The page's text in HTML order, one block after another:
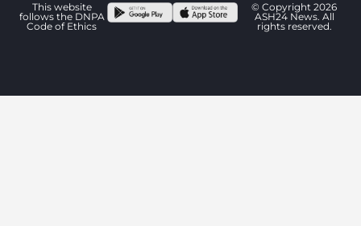
This website
follows the DNPA
Code of Ethics
© Copyright 2026
ASH24 News. All
rights reserved.